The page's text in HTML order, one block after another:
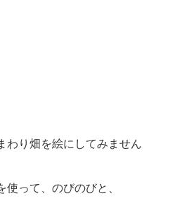
わり畑を絵にしてみません
って、のびのびと、